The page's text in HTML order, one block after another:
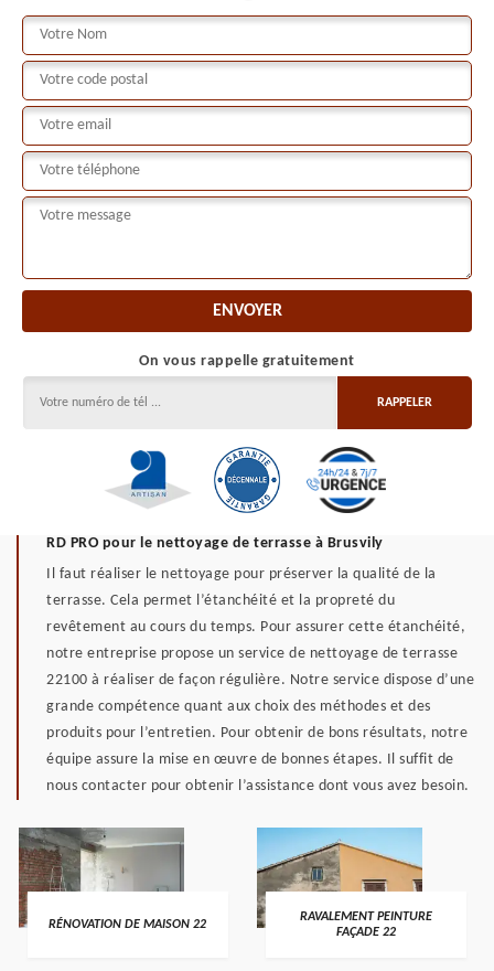
On vous rappelle gratuitement
RD PRO pour le nettoyage de terrasse à Brusvily
Il faut réaliser le nettoyage pour préserver la qualité de la
terrasse. Cela permet l’étanchéité et la propreté du
revêtement au cours du temps. Pour assurer cette étanchéité,
notre entreprise propose un service de nettoyage de terrasse
22100 à réaliser de façon régulière. Notre service dispose d’une
grande compétence quant aux choix des méthodes et des
produits pour l’entretien. Pour obtenir de bons résultats, notre
équipe assure la mise en œuvre de bonnes étapes. Il suffit de
nous contacter pour obtenir l’assistance dont vous avez besoin.
RÉNOVATION DE MAISON 22
RAVALEMENT PEINTURE
FAÇADE 22